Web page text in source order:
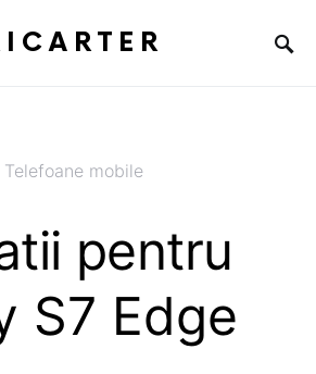
Telefoane mobile
pentru
S7 Edge